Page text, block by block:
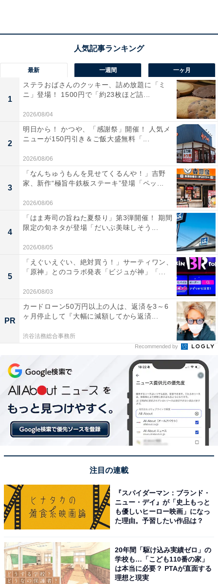
口の中を甘酸っぱい桃でいっぱいにしたい！
「ラブ & ピーチ フラペチーノ」で豊潤な桃の香りを一層
楽しみたいときは、スイーツも桃で統一するのがおすす
め！ 新作スイーツ「白桃＆アールグレイケーキ
」は、ふ
んわりプルプルのアールグレイムースの上に、ゼリーで
包まれた白桃の実がたっぷり。口の中の桃感が増して、
ぜいたくな 桃づくし体験を味わえます。ぜひ、夏の新作
フラペチーノを、オリジナルサイドメニューと一緒に楽
しんでみてくださいね！
今夏イチオシの「ラブ & ピーチ フラペチーノ」を楽しんで！
スターバックス
「ラブ & ピーチ フラペチーノ(R)」（Tallのみ）
持ち帰りの場合：687円
最新 一週間 一ヶ月
1
ステラおばさんのクッキー、詰め放題に「ミ
ニ」登場！ 1500円で「約23枚ほど詰...
2026/08/04
2
明日から！ かつや、「感謝祭」開催！ 人気メ
ニューが150円引き＆ご飯大盛無料「...
2026/08/06
3
「なんちゅうもんを見せてくるんや！」吉野
家、新作“極旨牛鉄板ステーキ”登場「ペッ...
2026/08/06
4
「はま寿司の旨ねた夏祭り」第3弾開催！ 期間
限定の旬ネタが登場「だいぶ美味しそう...
2026/08/05
5
「えぐいえぐい、絶対買う！」サーティワン、
「原神」とのコラボ発表「ビジュが神」「...
2026/08/03
PR
カードローン50万円以上の人は、返済を3～6
ヶ月停止して『大幅に減額してから返済...
渋谷法務総合事務所
Recommended by
注目の連載
『スパイダーマン：ブランド・
ニュー・デイ』が「史上もっと
も優しいヒーロー映画」になっ
た理由。予習したい作品は？
20年間「駆け込み実績ゼロ」の
学校も…「こども110番の家」
は本当に必要？ PTAが直面する
理想と現実